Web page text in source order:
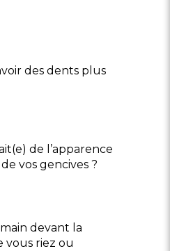
des dents plus
de l’apparence
vos gencives ?
devant la
vous riez ou